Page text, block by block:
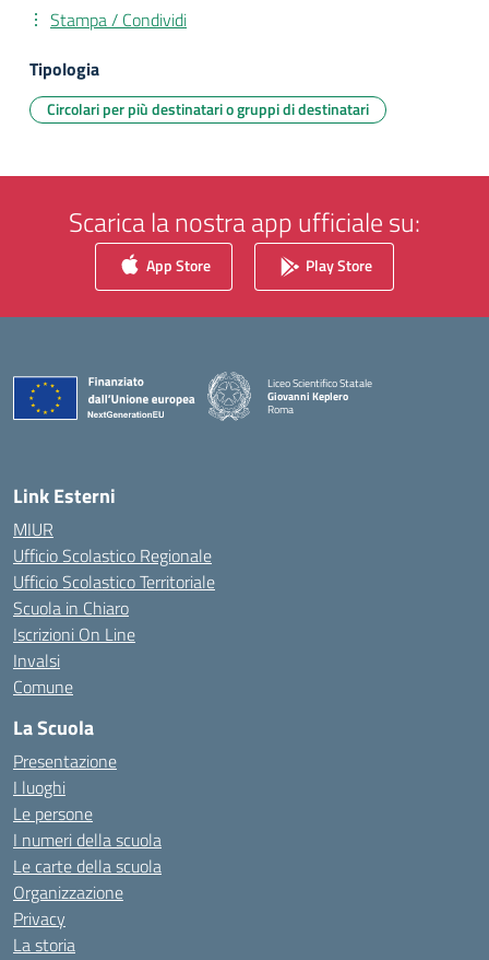
Stampa / Condividi
Tipologia
Circolari per più destinatari o gruppi di destinatari
Scarica la nostra app ufficiale su:
App Store Play Store
Liceo Scientifico Statale
Giovanni Keplero
Roma
Link Esterni
MIUR
Ufficio Scolastico Regionale
Ufficio Scolastico Territoriale
Scuola in Chiaro
Iscrizioni On Line
Invalsi
Comune
La Scuola
Presentazione
I luoghi
Le persone
I numeri della scuola
Le carte della scuola
Organizzazione
Privacy
La storia